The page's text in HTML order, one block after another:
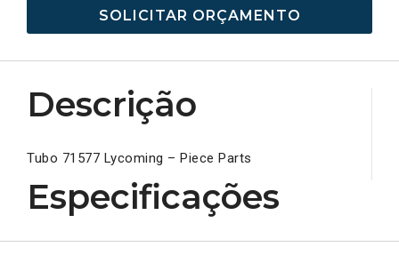
SOLICITAR ORÇAMENTO
Descrição
Tubo 71577 Lycoming – Piece Parts
Especificações